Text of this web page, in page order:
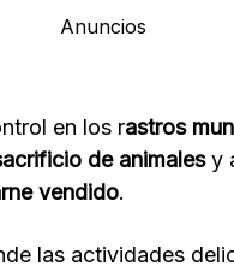
Anuncios
en los rastros
de animalesy
vendido.
las actividades